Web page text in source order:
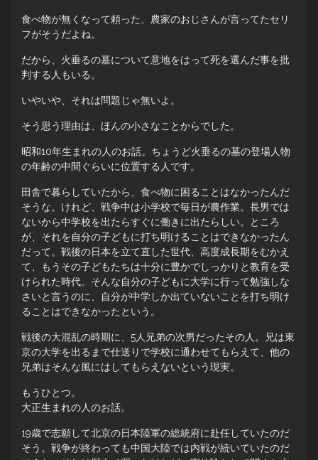
食べ物が無くなって頼った、農家のおじさんが言ってたセリ
フがそうだよね。
だから、火垂るの墓について意地をはって死を選んだ事を批
判する人もいる。
いやいや、それは問題じゃ無いよ。
そう思う理由は、ほんの小さなことからでした。
昭和10年生まれの人のお話。ちょうど火垂るの墓の登場人物
の年齢の中間ぐらいに位置する人です。
田舎で暮らしていたから、食べ物に困ることはなかったんだ
そうな。けれど、戦争中は小学校で毎日が農作業。長男では
ないから中学校を出たらすぐに働きに出たらしい。ところ
が、それを自分の子どもに打ち明けることはできなかったん
だって。戦後の日本を立て直した世代、高度成長期をむかえ
て、もうその子どもたちは十分に豊かでしっかりと教育を受
けられた時代。そんな自分の子どもに大学に行って勉強しな
さいと言うのに、自分が中学しか出ていないことを打ち明け
ることはできなかったという。
戦後の大混乱の時期に、5人兄弟の次男だったその人。兄は東
京の大学を出るまで仕送りで学校に通わせてもらえて、他の
兄弟はそんな風にはしてもらえないという現実。
もうひとつ。
大正生まれの人のお話。
19歳で志願して北京の日本陸軍の総統府に赴任していたのだ
そう。戦争が終わっても中国大陸では内戦が続いていたのだ